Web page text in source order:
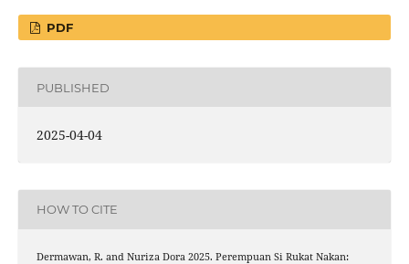
PDF
PUBLISHED
2025-04-04
HOW TO CITE
Dermawan, R. and Nuriza Dora 2025. Perempuan Si Rukat Nakan: